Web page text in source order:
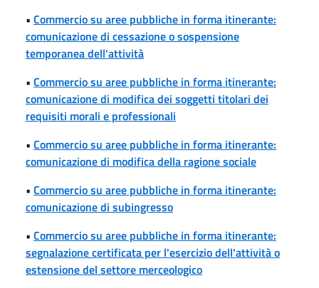
• Commercio su aree pubbliche in forma itinerante:
comunicazione di cessazione o sospensione
temporanea dell'attività
• Commercio su aree pubbliche in forma itinerante:
comunicazione di modifica dei soggetti titolari dei
requisiti morali e professionali
• Commercio su aree pubbliche in forma itinerante:
comunicazione di modifica della ragione sociale
• Commercio su aree pubbliche in forma itinerante:
comunicazione di subingresso
• Commercio su aree pubbliche in forma itinerante:
segnalazione certificata per l'esercizio dell'attività o
estensione del settore merceologico